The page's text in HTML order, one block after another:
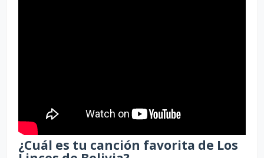
¿Cuál es tu canción favorita de Los